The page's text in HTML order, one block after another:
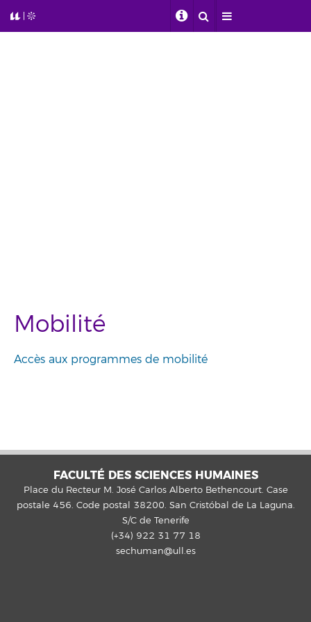
Mobilité
Accès aux programmes de mobilité
FACULTÉ DES SCIENCES HUMAINES
Place du Recteur M. José Carlos Alberto Bethencourt. Case
postale 456. Code postal 38200. San Cristóbal de La Laguna.
S/C de Tenerife
(+34) 922 31 77 18
sechuman@ull.es